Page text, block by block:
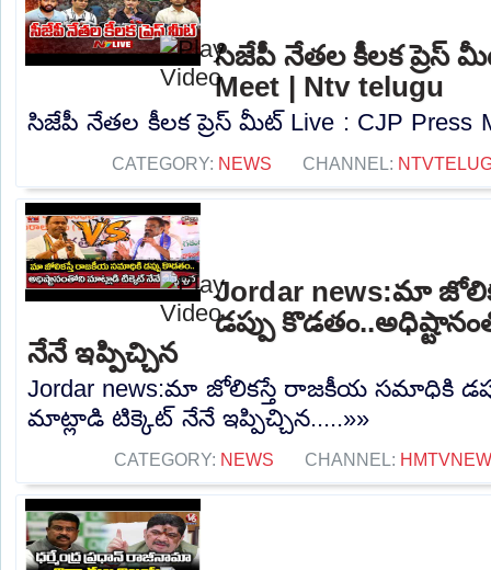
సిజేపీ నేతల కీలక ప్రెస్
Meet | Ntv telugu
సిజేపీ నేతల కీలక ప్రెస్ మీట్ Live : CJP Press
CATEGORY: NEWS CHANNEL:
Jordar news:మా
డప్పు
నేనే ఇప్పిచ్చిన
Jordar news:మా జోలికస్తే రాజకీయ సమాధికి
మాట్లాడి టిక్కెట్ నేనే ఇప్పిచ్చిన.....»»
CATEGORY: NEWS CHANNEL: